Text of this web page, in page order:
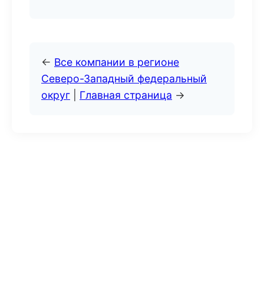
← Все компании в регионе
Северо-Западный федеральный
округ
Главная страница →